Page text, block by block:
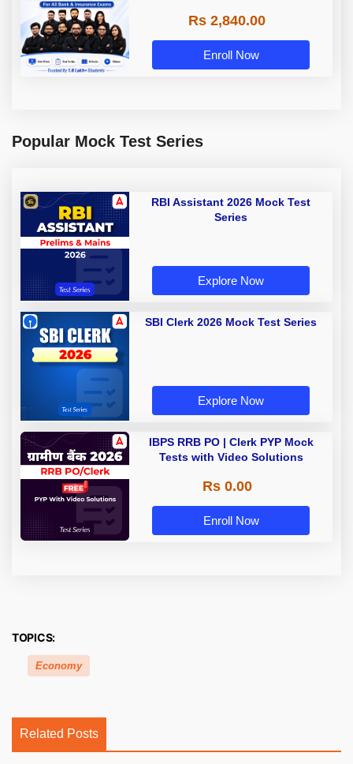
Rs 2,840.00
Enroll Now
Popular Mock Test Series
RBI Assistant 2026 Mock Test
Series
Explore Now
SBI Clerk 2026 Mock Test Series
Explore Now
IBPS RRB PO | Clerk PYP Mock
Tests with Video Solutions
Rs 0.00
Enroll Now
TOPICS:
Economy
Related Posts